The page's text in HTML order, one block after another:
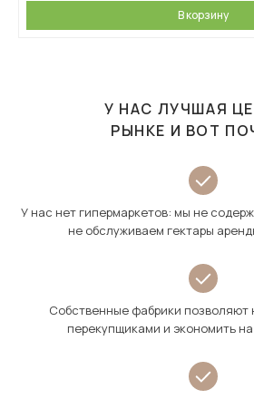
В корзину
У НАС ЛУЧШАЯ
РЫНКЕ И ВОТ
У нас нет гипермаркетов: мы не
не обслуживаем гектары
Собственные фабрики позволяют
перекупщиками и экономить